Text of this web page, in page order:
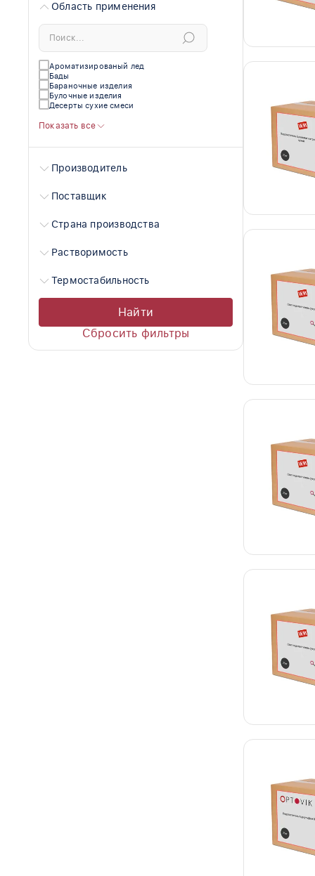
Область применения
Ароматизированый лед
Бады
Бараночные изделия
Булочные изделия
Десерты сухие смеси
Показать все
Производитель
Поставщик
Страна производства
Растворимость
Термостабильность
Найти
Сбросить фильтры